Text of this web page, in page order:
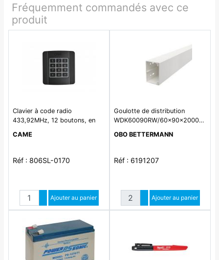
Fréquemment commandés avec ce
produit
Clavier à code radio
433,92MHz, 12 boutons, en
Accessoires de commande
CAME
Réf : 806SL-0170
Quantité
Augmenter quantité
Diminuer quantité
Ajouter au panier
Goulotte de distribution
WDK60090RW/60x90x2000/PVC
OBO BETTERMANN
Réf : 6191207
Quantité
Augmenter quantité
Diminuer quantité
Ajouter au panier